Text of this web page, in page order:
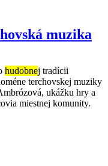
muzika
hudobnej tradícii
terchovskej muziky
ukážku hry a
miestnej komunity.